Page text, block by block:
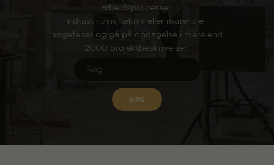
arbejdsprocesser.
Indtast navn, teknik eller materiale i
søgefeltet og gå på opdagelse i mere end
2000 projektbeskrivelser.